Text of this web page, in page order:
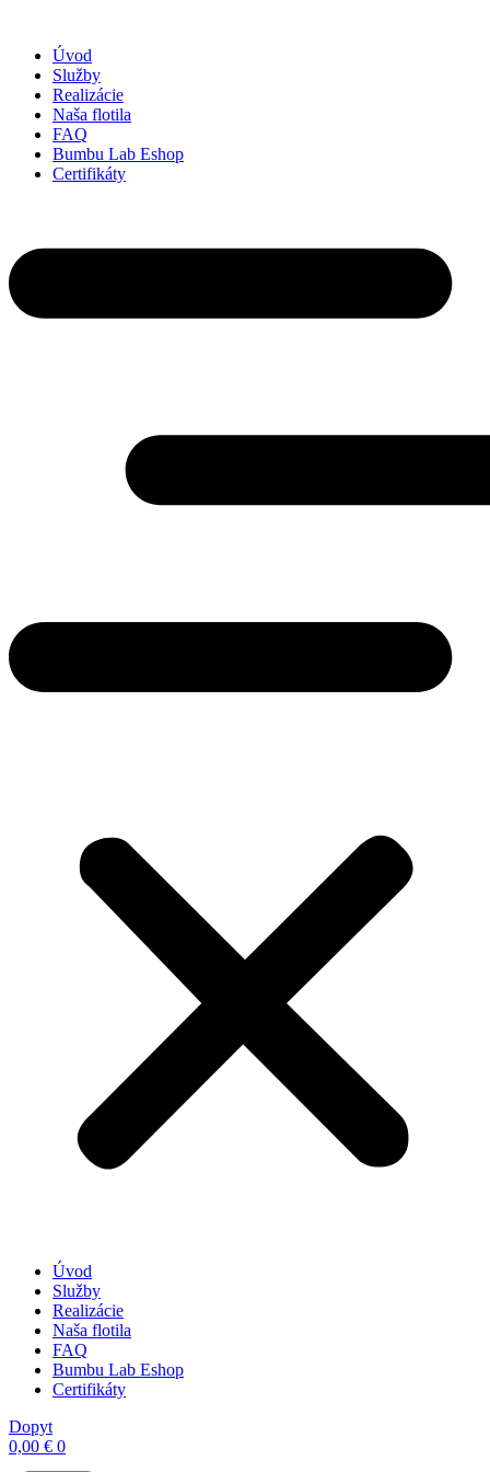
obsah
Úvod
Služby
Realizácie
Naša flotila
FAQ
Bumbu Lab Eshop
Certifikáty
Úvod
Služby
Realizácie
Naša flotila
FAQ
Bumbu Lab Eshop
Certifikáty
Dopyt
0,00 € 0